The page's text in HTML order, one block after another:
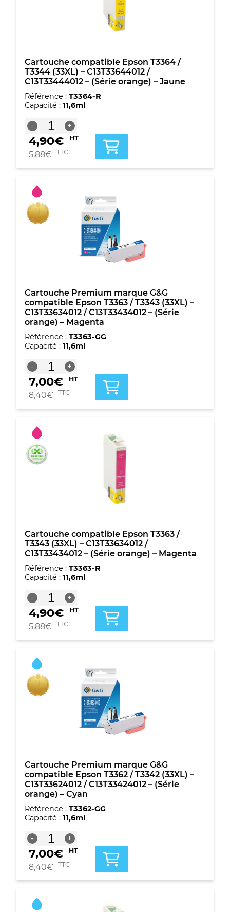
(Série
orange)
-
Jaune
Cartouche compatible Epson T3364 /
T3344 (33XL) – C13T33644012 /
C13T33444012 – (Série orange) – Jaune
Référence : T3364-R
Capacité : 11,6ml
-
quantité
de
Cartouche
compatible
T3364
T3344
(33XL)
-
C13T33644012
C13T33444012
Jaune
+
4,90€ HT
5,88€ TTC
Cartouche Premium marque G&G
compatible Epson T3363 / T3343 (33XL) –
C13T33634012 / C13T33434012 – (Série
orange) – Magenta
Référence : T3363-GG
Capacité : 11,6ml
-
quantité
de
Cartouche
Premium
G&G
Epson
T3363
/
T3343
(Série
orange)
-
Magenta
+
7,00€ HT
8,40€ TTC
Cartouche compatible Epson T3363 /
T3343 (33XL) – C13T33634012 /
C13T33434012 – (Série orange) – Magenta
Référence : T3363-R
Capacité : 11,6ml
-
quantité
de
Cartouche
compatible
T3363
T3343
(33XL)
-
C13T33634012
C13T33434012
Magenta
+
4,90€ HT
5,88€ TTC
Cartouche Premium marque G&G
compatible Epson T3362 / T3342 (33XL) –
C13T33624012 / C13T33424012 – (Série
orange) – Cyan
Référence : T3362-GG
Capacité : 11,6ml
-
quantité
de
Cartouche
Premium
G&G
Epson
+
7,00€ HT
8,40€ TTC